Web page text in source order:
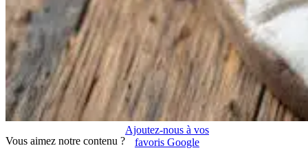
Vous aimez notre contenu ?
Ajoutez-nous à vos
favoris Google